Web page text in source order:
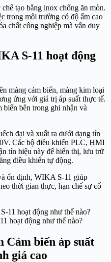
tạo bằng inox chống ăn mòn.
trong môi trường có độ ẩm cao
chất công nghiệp mà vẫn duy
S-11 hoạt động
màng cảm biến, màng kim loại
ứng với giá trị áp suất thực tế.
biến bên trong ghi nhận và
đại và xuất ra dưới dạng tín
Các bộ điều khiển PLC, HMI
tín hiệu này để hiển thị, lưu trữ
điều khiển tự động.
ổn định, WIKA S-11 giúp
thời gian thực, hạn chế sự cố
hoạt động như thế nào?
Cảm biến áp suất
giá cao